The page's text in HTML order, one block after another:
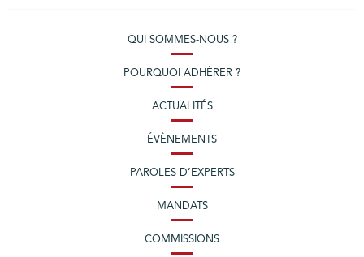
QUI SOMMES-NOUS ?
POURQUOI ADHÉRER ?
ACTUALITÉS
ÉVÈNEMENTS
PAROLES D’EXPERTS
MANDATS
COMMISSIONS